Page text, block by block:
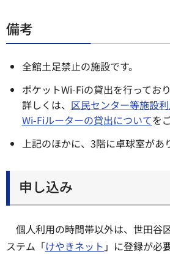
備考
全館土足禁止の施設です。
ポケットWi-Fiの貸出を行っており
詳しくは、 区民センター等施設
Wi-Fiルーターの貸出についてを
上記のほかに、3階に卓球室があ
申し込み
個人利用の時間帯以外は、世田谷
ステム「けやきネット 」に登録が必